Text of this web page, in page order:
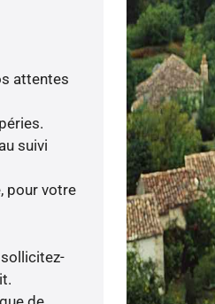
attentes
suivi
pour votre